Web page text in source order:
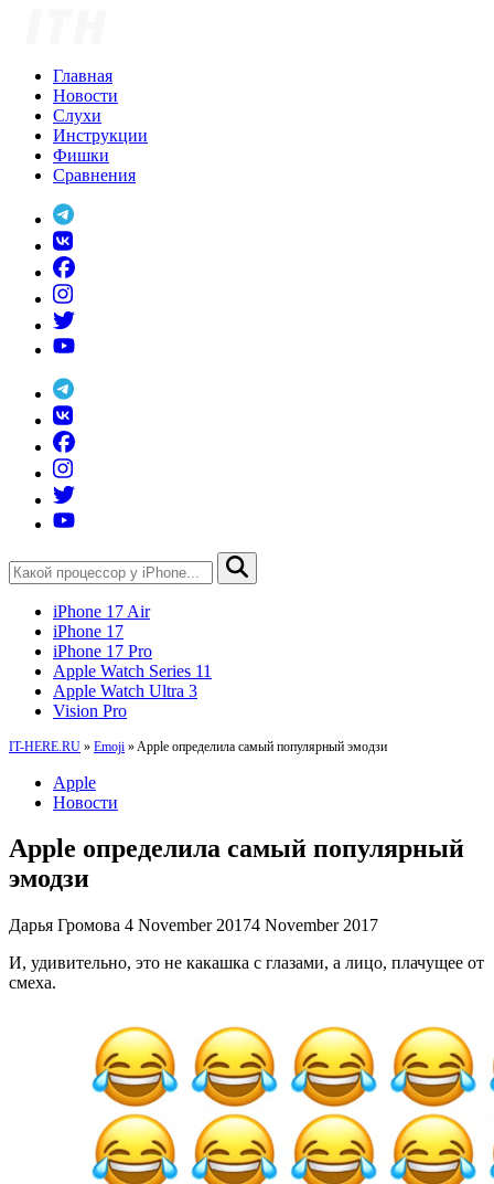
Главная
Новости
Слухи
Инструкции
Фишки
Сравнения
iPhone 17 Air
iPhone 17
iPhone 17 Pro
Apple Watch Series 11
Apple Watch Ultra 3
Vision Pro
IT-HERE.RU » Emoji » Apple определила самый популярный эмодзи
Apple
Новости
Apple определила самый популярный
эмодзи
Дарья Громова 4 November 20174 November 2017
И, удивительно, это не какашка с глазами, а лицо, плачущее от
смеха.